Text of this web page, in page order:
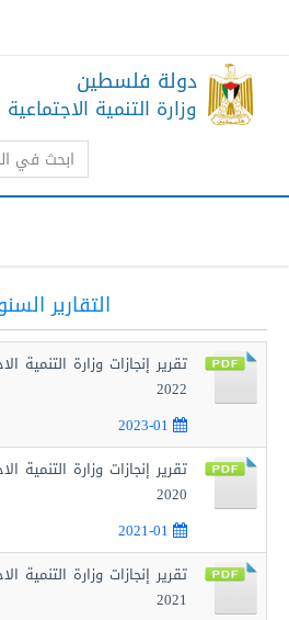
دولة فلسطين
وزارة التنمية الاجتماعية
التقارير
تقرير إنجازات وزارة التنمية
2022
تقرير إنجازات وزارة التنمية
2020
تقرير إنجازات وزارة التنمية
2021